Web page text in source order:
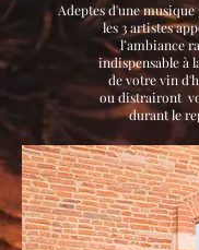
Adeptes d'une musique
les 3 artistes
l’ambiance
indispensable à
de votre vin
ou distrairont
durant le